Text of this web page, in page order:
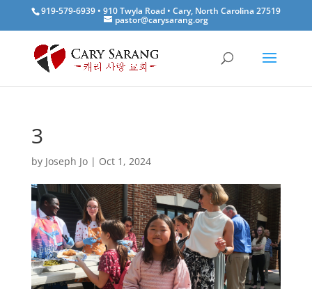
919-579-6939 • 910 Twyla Road • Cary, North Carolina 27519
pastor@carysarang.org
3
by Joseph Jo| Oct 1, 2024